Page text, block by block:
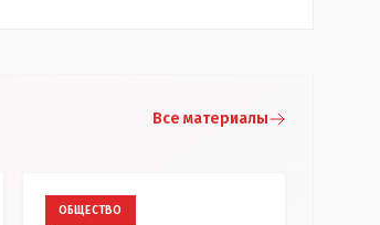
Все материалы
ОБЩЕСТВО